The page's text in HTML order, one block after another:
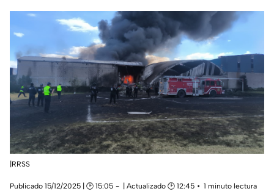
|RRSS
Publicado 15/12/2025 | 🕑 15:05 | Actualizado 🕑 12:45
1 minuto lectura